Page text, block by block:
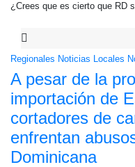
¿Crees que es cierto que RD
Regionales Noticias Locales
A pesar de la
importación de
cortadores de
enfrentan
Dominicana